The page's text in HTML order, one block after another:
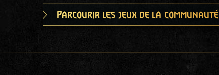
Parcourir les jeux de la communauté